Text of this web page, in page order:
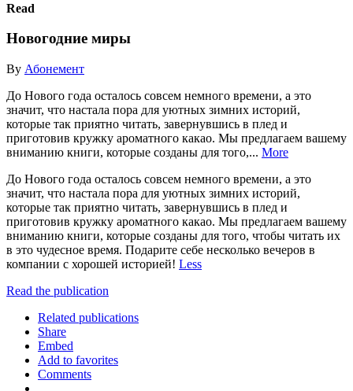
Read
Новогодние миры
By Абонемент
До Нового года осталось совсем немного времени, а это
значит, что настала пора для уютных зимних историй,
которые так приятно читать, завернувшись в плед и
приготовив кружку ароматного какао. Мы предлагаем вашему
вниманию книги, которые созданы для того,... More
До Нового года осталось совсем немного времени, а это
значит, что настала пора для уютных зимних историй,
которые так приятно читать, завернувшись в плед и
приготовив кружку ароматного какао. Мы предлагаем вашему
вниманию книги, которые созданы для того, чтобы читать их
в это чудесное время. Подарите себе несколько вечеров в
компании с хорошей историей! Less
Read the publication
Related publications
Share
Embed
Add to favorites
Comments